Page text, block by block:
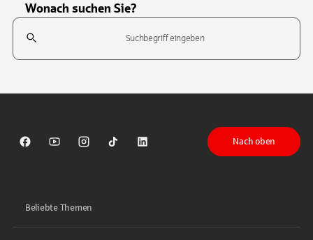
Wonach suchen Sie?
Suchfeld
Sparkasse auf Facebook
Sparkasse auf Youtube
Sparkasse auf Instagram
Sparkasse auf TikTok
Sparkasse auf LinkedIn
Nach oben
Beliebte Themen